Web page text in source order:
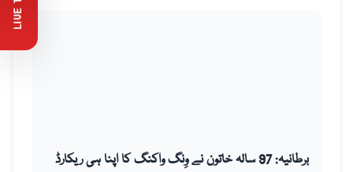
LIVE TV
برطانیہ: 97 سالہ خاتون نے وِنگ واکنگ کا اپنا ہی ریکارڈ